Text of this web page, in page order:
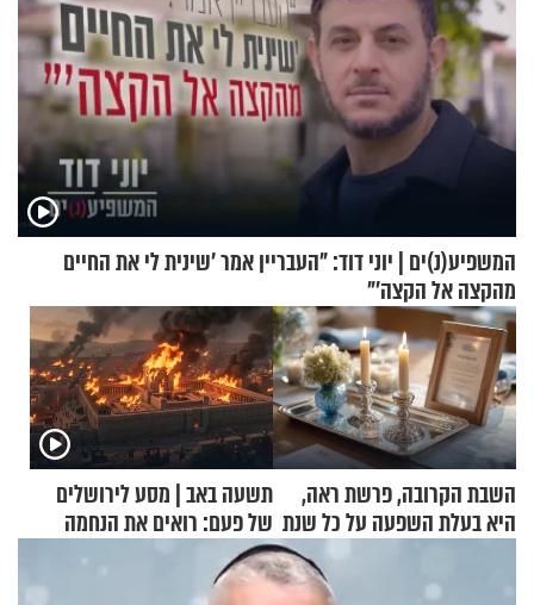
המשפיע(נ)ים | יוני דוד: "העבריין אמר 'שינית לי את החיים
מהקצה אל הקצה'"
השבת הקרובה, פרשת ראה,
היא בעלת השפעה על כל שנת
תשעה באב | מסע לירושלים
של פעם: רואים את הנחמה